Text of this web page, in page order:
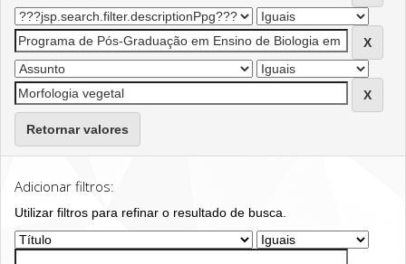
Retornar valores
Adicionar filtros:
Utilizar filtros para refinar o resultado de busca.